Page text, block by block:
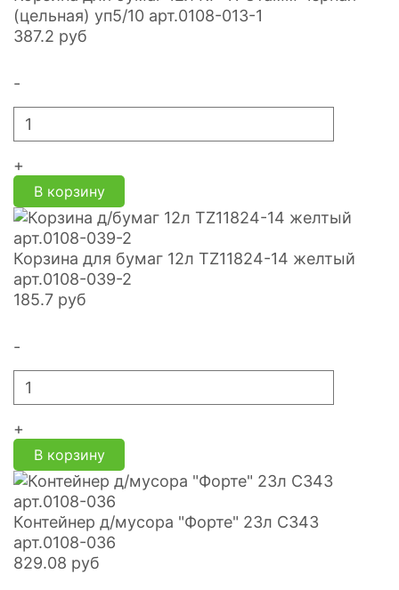
(цельная) уп5/10 арт.0108-013-1
387.2 руб
-
+
В корзину
Корзина для бумаг 12л TZ11824-14 желтый
арт.0108-039-2
185.7 руб
-
+
В корзину
Контейнер д/мусора "Форте" 23л С343
арт.0108-036
829.08 руб